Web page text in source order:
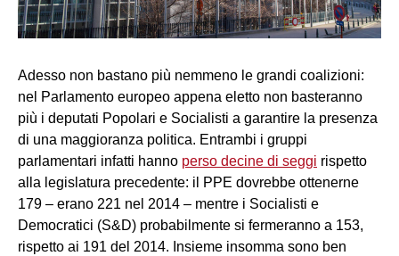
Adesso non bastano più nemmeno le grandi coalizioni:
nel Parlamento europeo appena eletto non basteranno
più i deputati Popolari e Socialisti a garantire la presenza
di una maggioranza politica. Entrambi i gruppi
parlamentari infatti hanno perso decine di seggi rispetto
alla legislatura precedente: il PPE dovrebbe ottenerne
179 – erano 221 nel 2014 – mentre i Socialisti e
Democratici (S&D) probabilmente si fermeranno a 153,
rispetto ai 191 del 2014. Insieme insomma sono ben